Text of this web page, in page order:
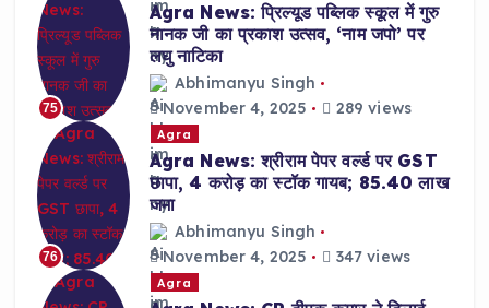
75
Agra News: प्रिल्यूड पब्लिक स्कूल में गुरु
नानक जी का प्रकाश उत्सव, ‘नाम जपो’ पर
लघु नाटिका
Abhimanyu Singh
November 4, 2025
289 views
76
Agra
Agra News: श्रीराम पेपर वर्ल्ड पर GST
छापा, 4 करोड़ का स्टॉक गायब; 85.40 लाख
जमा
Abhimanyu Singh
November 4, 2025
347 views
Agra